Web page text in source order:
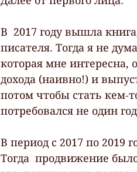
В  2017 году вышла
писателя. Тогда я не
которая мне интересна,
дохода (наивно!) и
потом чтобы стать кем-
потребовался не один
В период с 2017 по 2019
Тогда  продвижение